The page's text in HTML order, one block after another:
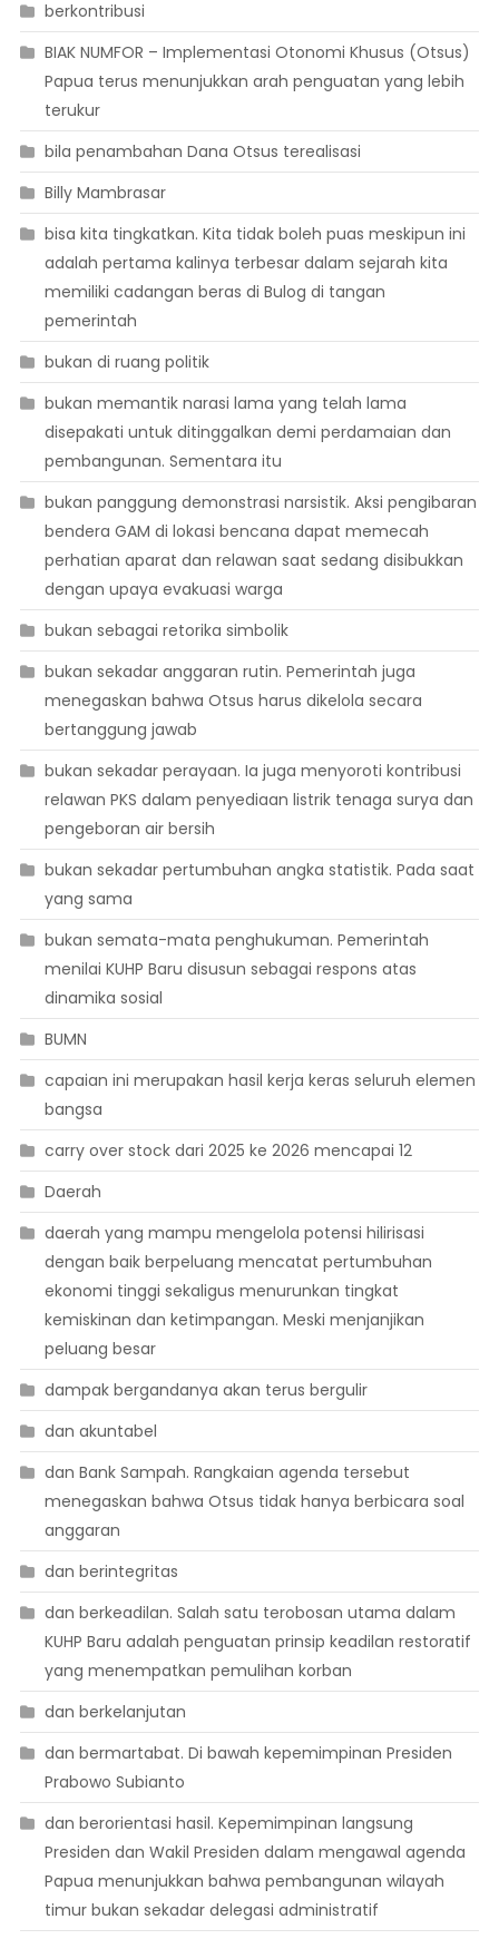
berkontribusi
BIAK NUMFOR – Implementasi Otonomi Khusus (Otsus)
Papua terus menunjukkan arah penguatan yang lebih
terukur
bila penambahan Dana Otsus terealisasi
Billy Mambrasar
bisa kita tingkatkan. Kita tidak boleh puas meskipun ini
adalah pertama kalinya terbesar dalam sejarah kita
memiliki cadangan beras di Bulog di tangan
pemerintah
bukan di ruang politik
bukan memantik narasi lama yang telah lama
disepakati untuk ditinggalkan demi perdamaian dan
pembangunan. Sementara itu
bukan panggung demonstrasi narsistik. Aksi pengibaran
bendera GAM di lokasi bencana dapat memecah
perhatian aparat dan relawan saat sedang disibukkan
dengan upaya evakuasi warga
bukan sebagai retorika simbolik
bukan sekadar anggaran rutin. Pemerintah juga
menegaskan bahwa Otsus harus dikelola secara
bertanggung jawab
bukan sekadar perayaan. Ia juga menyoroti kontribusi
relawan PKS dalam penyediaan listrik tenaga surya dan
pengeboran air bersih
bukan sekadar pertumbuhan angka statistik. Pada saat
yang sama
bukan semata-mata penghukuman. Pemerintah
menilai KUHP Baru disusun sebagai respons atas
dinamika sosial
BUMN
capaian ini merupakan hasil kerja keras seluruh elemen
bangsa
carry over stock dari 2025 ke 2026 mencapai 12
Daerah
daerah yang mampu mengelola potensi hilirisasi
dengan baik berpeluang mencatat pertumbuhan
ekonomi tinggi sekaligus menurunkan tingkat
kemiskinan dan ketimpangan. Meski menjanjikan
peluang besar
dampak bergandanya akan terus bergulir
dan akuntabel
dan Bank Sampah. Rangkaian agenda tersebut
menegaskan bahwa Otsus tidak hanya berbicara soal
anggaran
dan berintegritas
dan berkeadilan. Salah satu terobosan utama dalam
KUHP Baru adalah penguatan prinsip keadilan restoratif
yang menempatkan pemulihan korban
dan berkelanjutan
dan bermartabat. Di bawah kepemimpinan Presiden
Prabowo Subianto
dan berorientasi hasil. Kepemimpinan langsung
Presiden dan Wakil Presiden dalam mengawal agenda
Papua menunjukkan bahwa pembangunan wilayah
timur bukan sekadar delegasi administratif